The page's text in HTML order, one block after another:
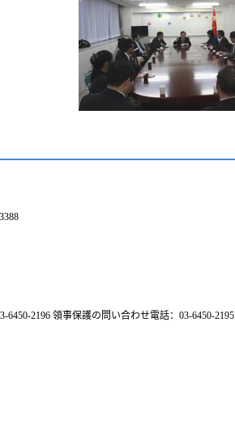
2196 領事保護の問い合わせ電話：03-6450-2195